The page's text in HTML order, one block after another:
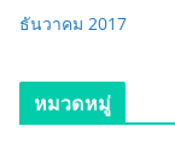
ธันวาคม 2017
หมวดหมู่